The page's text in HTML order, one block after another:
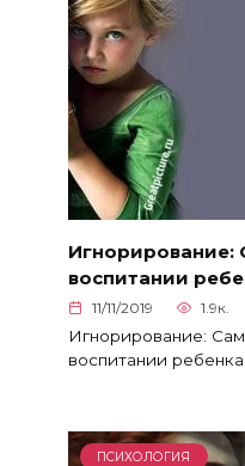
Игнорирование:
воспитании
11/11/2019 1.9к.
Игнорирование:
воспитании
ПСИХОЛОГИЯ